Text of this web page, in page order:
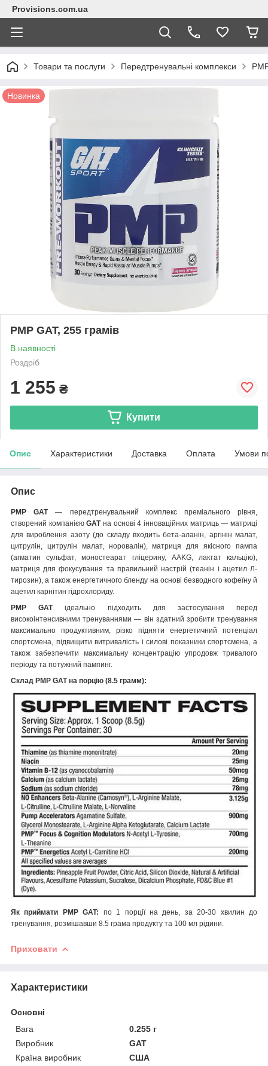
Provisions.com.ua
Товари та послуги Передтренувальні комплекси
Новинка
PMP GAT, 255 грамів
В наявності
Роздріб
1 255 ₴
Купити
Опис Характеристики Доставка Оплата Умови
Опис
PMP GAT— передтренувальний комплекс преміального рівня,
створений компанієюGAT на основі 4 інноваційних матриць — матриці
для вироблення азоту (до складу входить бета-аланін, аргінін малат,
цитрулін, цитрулін малат, норовалін), матриця для якісного пампа
(агматин сульфат, моностеарат гліцерину, AAKG, лактат кальцію),
матриця для фокусування та правильний настрій (теанін і ацетил Л-
тирозин), а також енергетичного бленду на основі безводного кофеїну й
ацетил карнітин гідрохлориду.
PMP GAT
ідеально підходить для застосування перед
високоінтенсивними тренуваннями — він здатний зробити тренування
максимально продуктивним, різко підняти енергетичний потенціал
спортсмена, підвищити витривалість і силові показники спортсмена, а
також забезпечити максимальну концентрацію упродовж тривалого
періоду та потужний пампинг.
Склад PMP GATна порцію (8.5 грамм):
Як приймати PMP GAT: по 1 порції на день, за 20-30 хвилин до
тренування, розмішавши 8.5 грама продукту та 100 мл рідини.
Приховати
Характеристики
Основні
Вага
0.255 г
Виробник
GAT
Країна виробник
США